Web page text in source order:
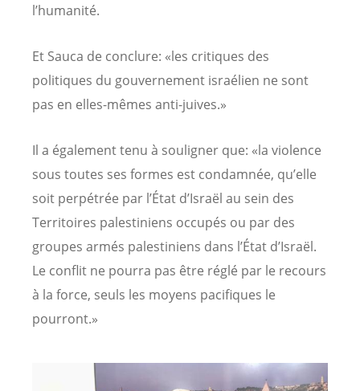
l’humanité.
Et Sauca de conclure: «les critiques des
politiques du gouvernement israélien ne sont
pas en elles-mêmes anti-juives.»
Il a également tenu à souligner que: «la violence
sous toutes ses formes est condamnée, qu’elle
soit perpétrée par l’État d’Israël au sein des
Territoires palestiniens occupés ou par des
groupes armés palestiniens dans l’État d’Israël.
Le conflit ne pourra pas être réglé par le recours
à la force, seuls les moyens pacifiques le
pourront.»